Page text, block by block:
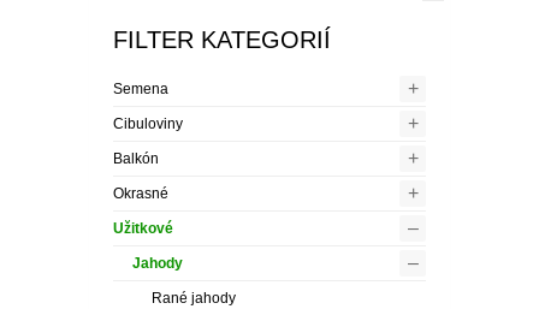
FILTER KATEGORIÍ
Semena +
Cibuloviny +
Balkón +
Okrasné +
Užitkové –
Jahody –
Rané jahody